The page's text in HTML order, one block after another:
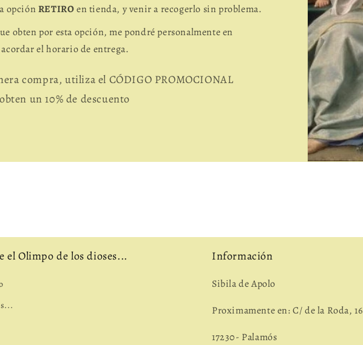
opciónRETIROen tienda, y venir a recogerlo sin problema.
obten por esta opción, me pondré personalmente en
el horario de entrega.
compra, utiliza el CÓDIGO PROMOCIONAL
un 10% de descuento
el Olimpo de los dioses... Información
Sibila de Apolo
Proximamente en: C/ de la Roda, 16
17230- Palamós